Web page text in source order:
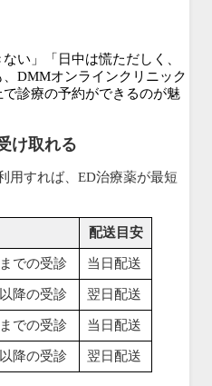
い」「日中は慌ただしく、
DMMオンラインクリニック
診療の予約ができるのが魅
け取れる
用すれば、ED治療薬が最短
配送目安
での受診 当日配送
降の受診 翌日配送
での受診 当日配送
降の受診 翌日配送